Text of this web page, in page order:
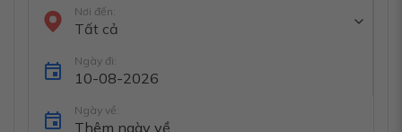
Nơi đến:
Tất cả
Ngày đi:
Ngày về: